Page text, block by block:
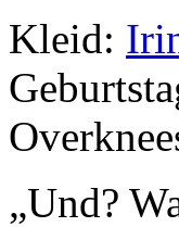
Kleid:
„Und?